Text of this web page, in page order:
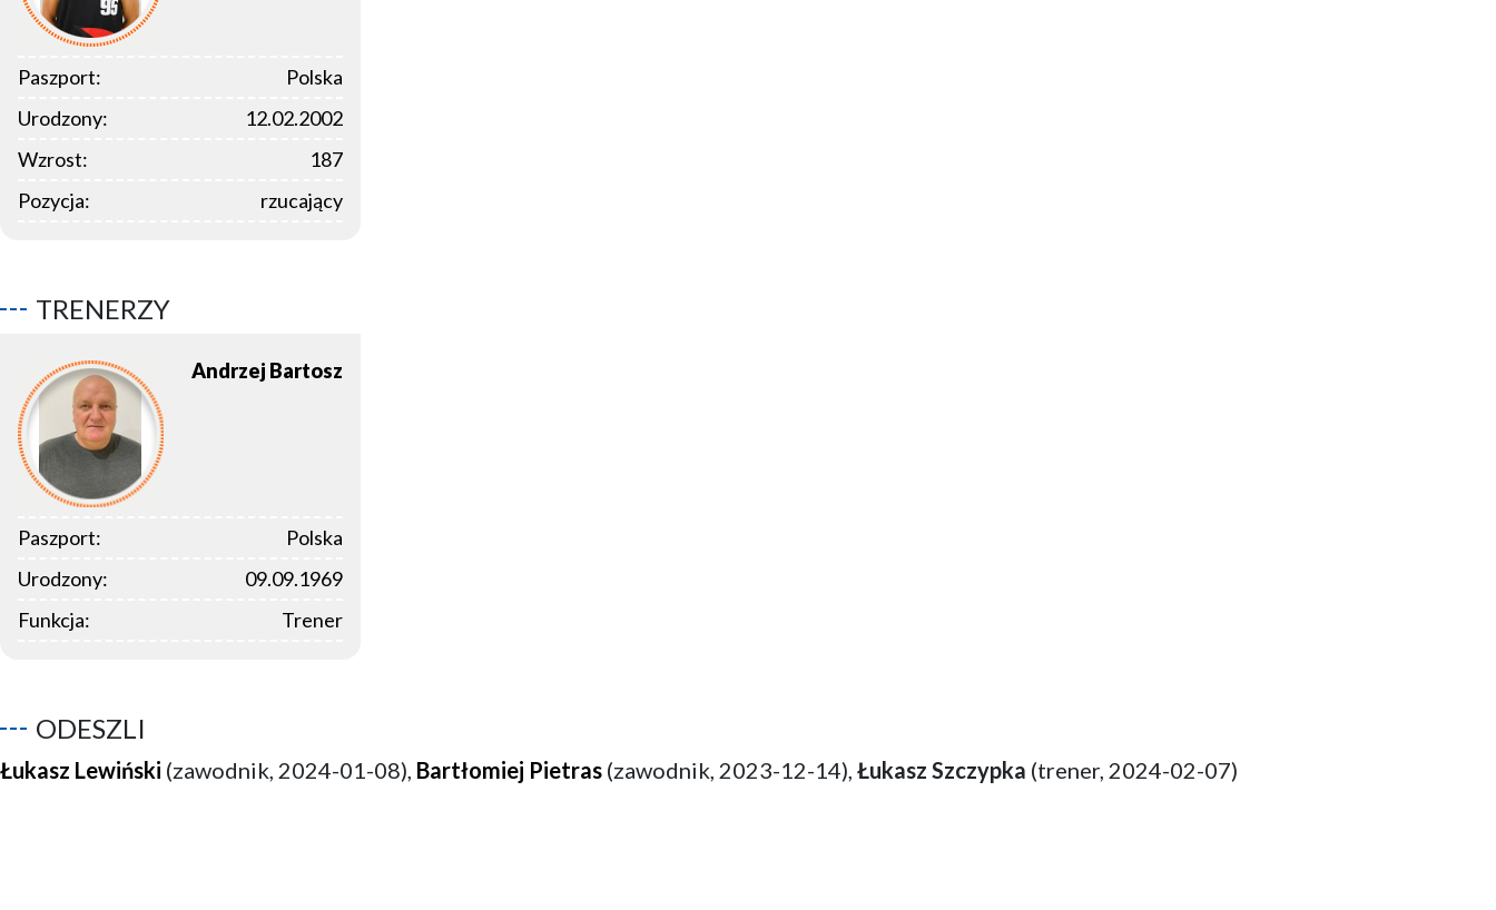
Paszport:
Polska
Urodzony:
12.02.2002
Wzrost:
187
Pozycja:
rzucający
TRENERZY
Andrzej Bartosz
Paszport:
Polska
Urodzony:
09.09.1969
Funkcja:
Trener
ODESZLI
Łukasz Lewiński (zawodnik, 2024-01-08), Bartłomiej Pietras (zawodnik, 2023-12-14), Łukasz Szczypka (trener, 2024-02-07)